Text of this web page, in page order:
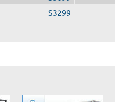
S3299